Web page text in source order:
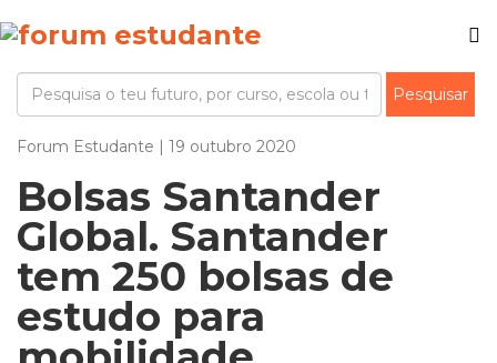
Forum Estudante | 19 outubro 2020
Bolsas Santander
Global. Santander
tem 250 bolsas de
estudo para